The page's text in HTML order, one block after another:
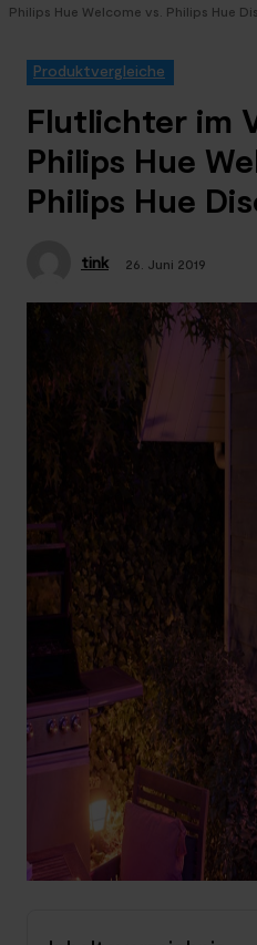
Philips Hue Welcome vs. Philips Hue
Produktvergleiche
Flutlichter im
Philips Hue
Philips Hue
tink 26. Juni 2019